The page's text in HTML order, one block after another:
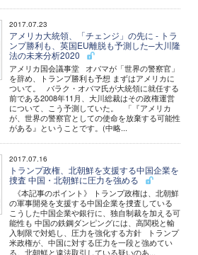
2017.07.23
アメリカ大統領、「チェンジ」の先に - トラ
ンプ勝利も、英国EU離脱も予測した─大川隆
法の未来分析2020
アメリカ国会議事堂 オバマが「世界の警察官」
を辞め、トランプ勝利も予想 まずはアメリカに
ついて。 バラク・オバマ氏が大統領に就任する
前である2008年11月、大川総裁はその政権運営
について、こう予測していた。 「『アメリカ
が、世界の警察官としての使命を放棄する可能性
がある』ということです。(中略...
2017.07.16
トランプ政権、北朝鮮を支援する中国企業を
捜査 中国・北朝鮮に圧力を強める
《本記事のポイント》 トランプ政権は、北朝鮮
の軍事開発を支援する中国企業を捜査している
こうした中国企業や銀行に、独自制裁を加える可
能性も 中国の鉄鋼ダンピングには、高関税と輸
入制限で対処し、圧力を強化する方針 トランプ
米政権が、中国に対する圧力を一段と強めてい
る。北朝鮮と違法取引している疑いのあ...